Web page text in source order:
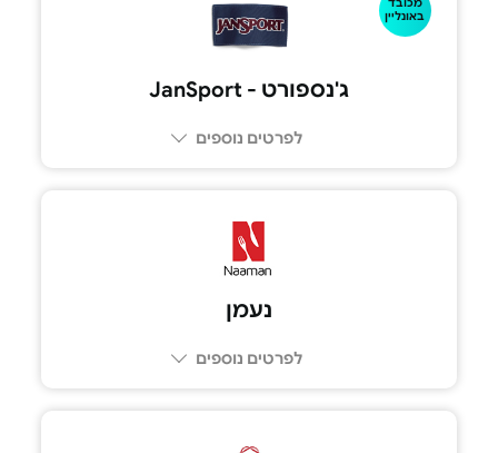
מכובד
באונליין
ג'נספורט - JanSport
לפרטים נוספים
נעמן
לפרטים נוספים